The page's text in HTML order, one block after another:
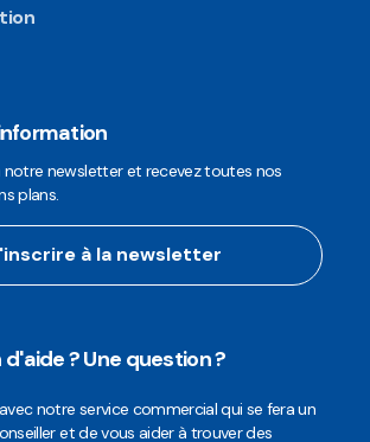
notre newsletter et recevez toutes nos
plans.
à la newsletter
d'aide ? Une question ?
notre service commercial qui se fera un
et de vous aider à trouver des